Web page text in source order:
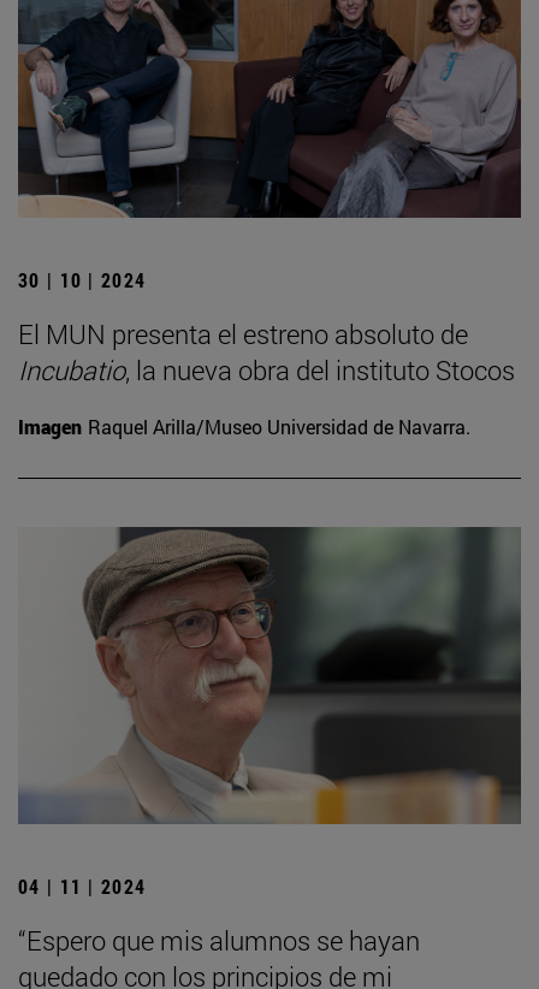
30 | 10 | 2024
El MUN presenta el estreno absoluto de
Incubatio, la nueva obra del instituto Stocos
Imagen Raquel Arilla/Museo Universidad de Navarra.
04 | 11 | 2024
“Espero que mis alumnos se hayan
quedado con los principios de mi